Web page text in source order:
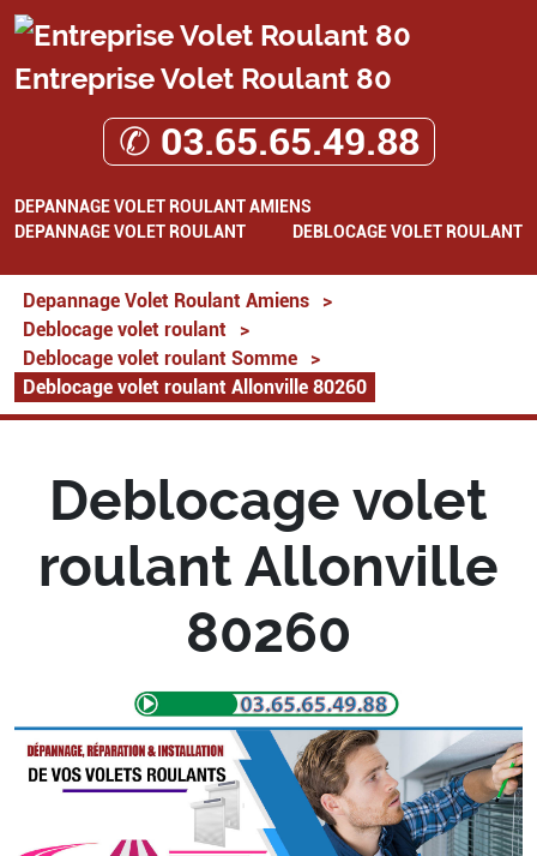
Entreprise Volet Roulant 80
✆ 03.65.65.49.88
DEPANNAGE VOLET ROULANT AMIENS
DEPANNAGE VOLET ROULANT
DEBLOCAGE VOLET ROULANT
Depannage Volet Roulant Amiens
>
Deblocage volet roulant
>
Deblocage volet roulant Somme
>
Deblocage volet roulant Allonville 80260
Deblocage volet
roulant Allonville
80260